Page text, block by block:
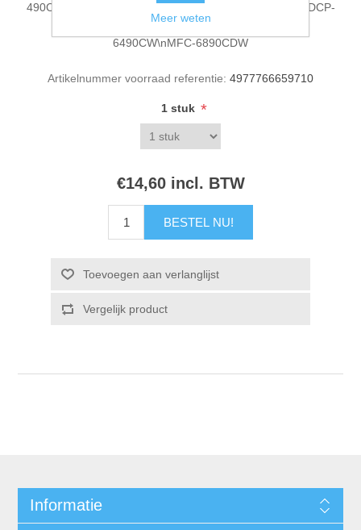
490CW\nMFC-790CW\nMFC-990CW\nMFC-5490CN\nDCP-
6690CW\nMFC-5890CN\nMFC-5895CW\nMFC-
6490CW\nMFC-6890CDW
Artikelnummer voorraad referentie: 4977766659710
1 stuk *
€14,60 incl. BTW
Informatie
Meer weten